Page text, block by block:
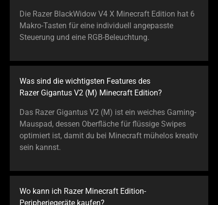
Die Razer BlackWidow V4 X Minecraft Edition hat 6
Makro-Tasten für eine individuell angepasste
Steuerung und eine RGB-Beleuchtung.
Was sind die wichtigsten Features des
Razer Gigantus V2 (M) Minecraft Edition?
Das Razer Gigantus V2 (M) ist ein weiches Gaming-
Mauspad, dessen Oberfläche für flüssige Swipes
optimiert ist, damit du bei Minecraft mühelos kreativ
sein kannst.
Wo kann ich Razer Minecraft Edition-
Peripheriegeräte kaufen?